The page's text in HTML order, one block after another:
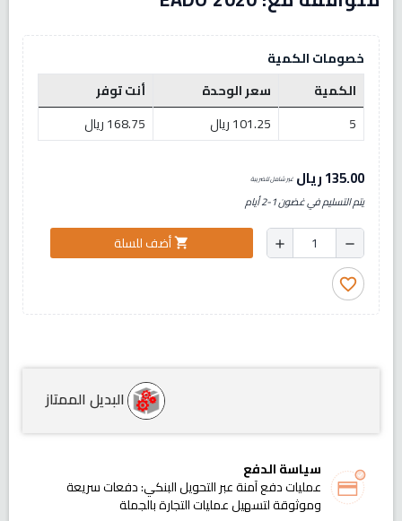
خصومات الكمية
الكمية
سعر الوحدة
أنت توفر
5
101.25 ريال 168.75 ريال
135.00 ريال غير شامل للضريبة
يتم التسليم في غضون 1-2 أيام
remove
add
shopping_cartأضف للسلة
favorite_border
البديل الممتاز
سياسة الدفع
عمليات دفع آمنة عبر التحويل البنكي: دفعات سريعة
وموثوقة لتسهيل عمليات التجارة بالجملة